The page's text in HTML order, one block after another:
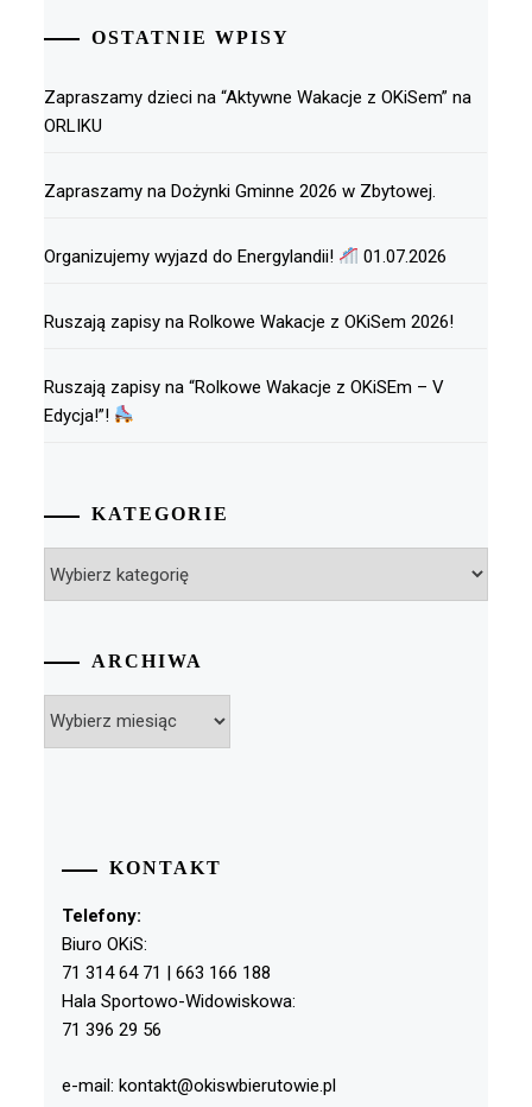
OSTATNIE WPISY
Zapraszamy dzieci na “Aktywne Wakacje z OKiSem” na
ORLIKU
Zapraszamy na Dożynki Gminne 2026 w Zbytowej.
Organizujemy wyjazd do Energylandii! 01.07.2026
Ruszają zapisy na Rolkowe Wakacje z OKiSem 2026!
Ruszają zapisy na “Rolkowe Wakacje z OKiSEm – V
Edycja!”!
KATEGORIE
ARCHIWA
KONTAKT
Telefony:
Biuro OKiS:
71 314 64 71 | 663 166 188
Hala Sportowo-Widowiskowa:
71 396 29 56
e-mail: kontakt@okiswbierutowie.pl